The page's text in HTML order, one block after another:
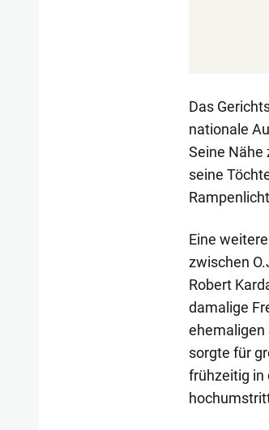
Das
nationale
Seine Nähe
seine
Eine
zwischen
Robert
damalige
ehemaligen
sorgte für
frühzeitig in